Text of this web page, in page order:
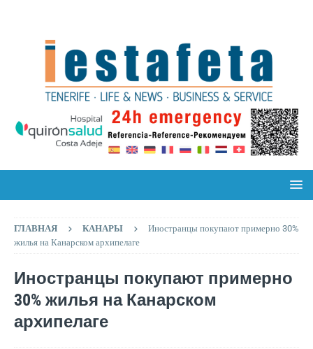
ГЛАВНАЯ КАНАРЫ
Иностранцы покупают примерно 30%
жилья на Канарском архипелаге
Иностранцы покупают примерно
30% жилья на Канарском
архипелаге